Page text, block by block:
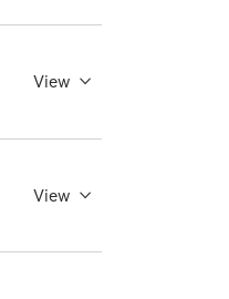
View
View